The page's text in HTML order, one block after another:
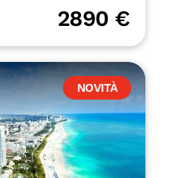
2890 €
NOVITÀ